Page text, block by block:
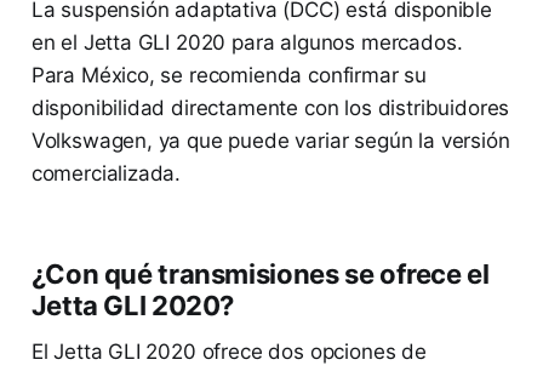
La suspensión adaptativa (DCC) está disponible
en el Jetta GLI 2020 para algunos mercados.
Para México, se recomienda confirmar su
disponibilidad directamente con los distribuidores
Volkswagen, ya que puede variar según la versión
comercializada.
¿Con qué transmisiones se ofrece el
Jetta GLI 2020?
El Jetta GLI 2020 ofrece dos opciones de